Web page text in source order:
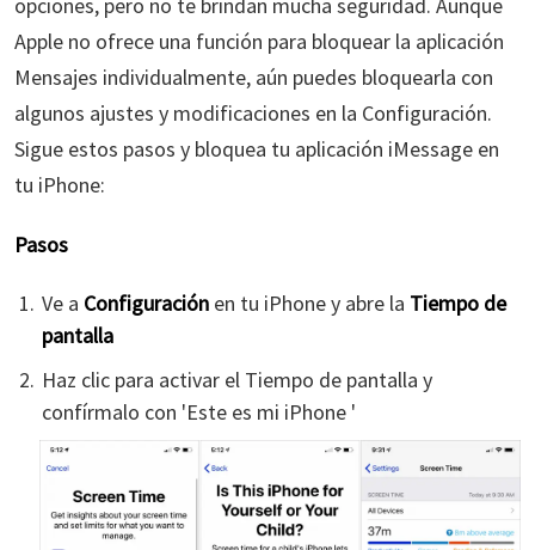
Apple no ofrece una función para bloquear la aplicación
Mensajes individualmente, aún puedes bloquearla con
algunos ajustes y modificaciones en la Configuración.
Sigue estos pasos y bloquea tu aplicación iMessage en
tu iPhone:
Pasos
Ve a Configuraciónen tu iPhone y abre la Tiempo de
pantalla
Haz clic para activar el Tiempo de pantalla y
confírmalo con 'Este es mi iPhone '